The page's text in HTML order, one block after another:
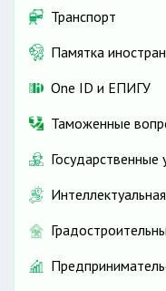
Транспорт
Памятка
One ID и ЕПИГУ
Таможенные
Государственные